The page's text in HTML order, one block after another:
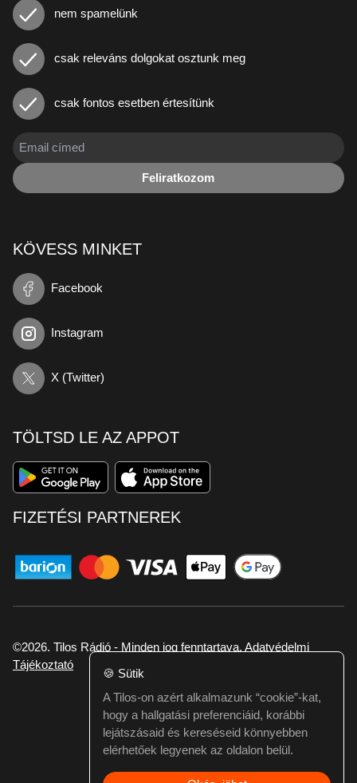
nem spamelünk
csak releváns dolgokat osztunk meg
csak fontos esetben értesítünk
Feliratkozom
KÖVESS MINKET
Facebook
Instagram
X (Twitter)
TÖLTSD LE AZ APPOT
FIZETÉSI PARTNEREK
©2026. Tilos Rádió - Minden jog fenntartava. Adatvédelmi
Tájékoztató
Ha hibát találtál vagy kérdésed van itt jelezd:
webmester@tilos.hu
🍪 Sütik
A Tilos-on azért alkalmazunk “cookie”-kat,
hogy a hallgatási preferenciáid, korábbi
lejátszásaid és kereséseid könnyebben
elérhetőek legyenek az oldalon belül.